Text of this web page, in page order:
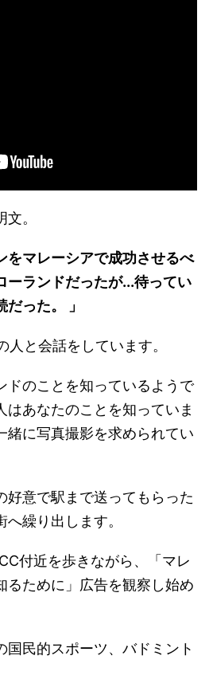
。
をマレーシアで成功させるべ
ーランドだったが...待ってい
った。 」
と会話をしています。
ドのことを知っているようで
はあなたのことを知っていま
緒に写真撮影を求められてい
好意で駅まで送ってもらった
繰り出します。
付近を歩きながら、「マレ
るために」広告を観察し始め
国民的スポーツ、バドミント